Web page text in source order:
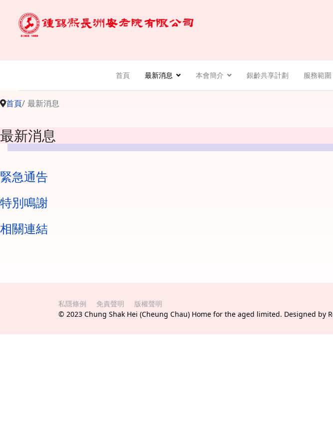
首頁 最新消息 本會簡介 銀齡共享計劃 服務範圍
首頁 最新消息
最新消息
緊急通告
特別鳴謝
相關連結
私隱條例 免責聲明
版權聲明
© 2023 Chung Shak Hei (Cheung Chau) Home for the aged limited. Designed by